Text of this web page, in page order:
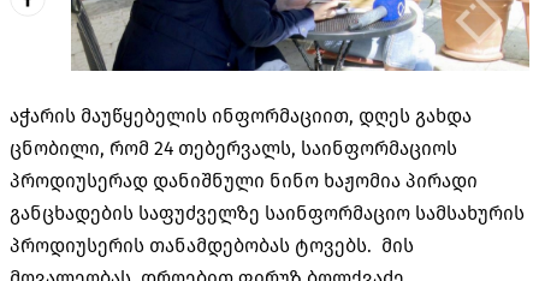
აჭარის მაუწყებელის ინფორმაციით, დღეს გახდა
ცნობილი, რომ 24 თებერვალს, საინფორმაციოს
პროდიუსერად დანიშნული ნინო ხაჟომია პირადი
განცხადების საფუძველზე საინფორმაციო სამსახურის
პროდიუსერის თანამდებობას ტოვებს. მის